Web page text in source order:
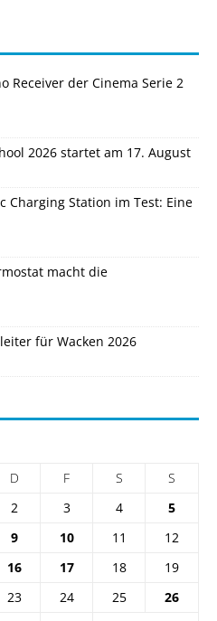
Receiver der Cinema Serie 2
2026 startet am 17. August
Charging Station im Test: Eine
macht die
für Wacken 2026
D F S
S
2 3 4
5
9 10 11
12
16 17 18
19
23 24 25
26